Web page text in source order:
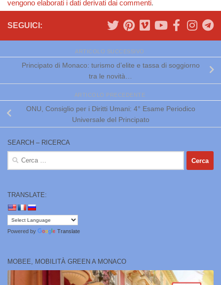
vengono elaborati i dati derivati dai commenti.
SEGUICI:
ARTICOLO SUCCESSIVO
Principato di Monaco: turismo d’elite e tassa di soggiorno
tra le novità…
ARTICOLO PRECEDENTE
ONU, Consiglio per i Diritti Umani: 4° Esame Periodico
Universale del Principato
SEARCH – RICERCA
Ricerca
per:
TRANSLATE:
Powered by Translate
MOBEE, MOBILITÀ GREEN A MONACO